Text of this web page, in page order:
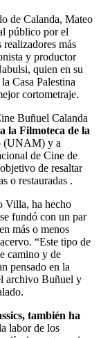
de Calanda, Mateo
público por el
más
y productor
quien en su
Casa Palestina
cortometraje.
Buñuel Calanda
la Filmoteca de la
(UNAM) y a
de Cine de
de resaltar
o restauradas .
Villa, ha hecho
fundó con un par
más o menos
“Este tipo de
camino y de
pensado en la
archivo Buñuel y
también ha
labor de los